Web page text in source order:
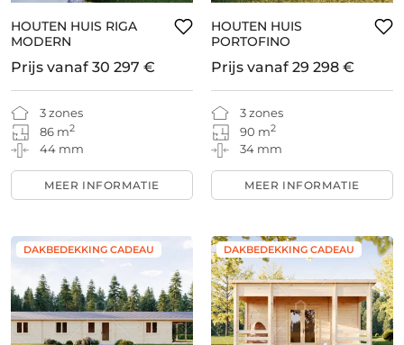
HOUTEN HUIS RIGA
MODERN
3 zones
86 m2
44 mm
Prijs vanaf 30 297 €
MEER INFORMATIE
HOUTEN HUIS
PORTOFINO
3 zones
90 m2
34 mm
Prijs vanaf 29 298 €
MEER INFORMATIE
DAKBEDEKKING CADEAU DAKBEDEKKING CADEAU